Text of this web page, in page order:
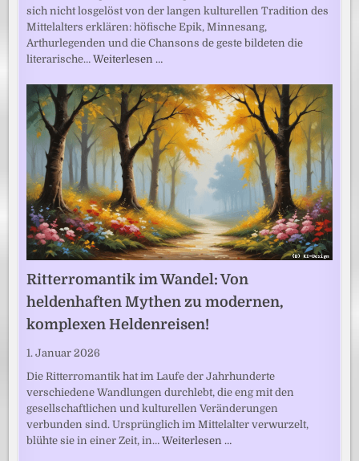
sich nicht losgelöst von der langen kulturellen Tradition des
Mittelalters erklären: höfische Epik, Minnesang,
Arthurlegenden und die Chansons de geste bildeten die
literarische…Weiterlesen …
Ritterromantik im Wandel: Von
heldenhaften Mythen zu modernen,
komplexen Heldenreisen!
1. Januar 2026
Die Ritterromantik hat im Laufe der Jahrhunderte
verschiedene Wandlungen durchlebt, die eng mit den
gesellschaftlichen und kulturellen Veränderungen
verbunden sind. Ursprünglich im Mittelalter verwurzelt,
blühte sie in einer Zeit, in…Weiterlesen …